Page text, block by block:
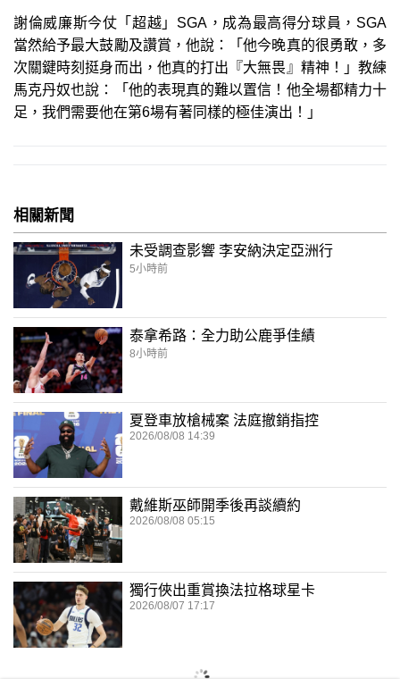
謝倫威廉斯今仗「超越」SGA，成為最高得分球員，SGA
當然給予最大鼓勵及讚賞，他說：「他今晚真的很勇敢，多
次關鍵時刻挺身而出，他真的打出『大無畏』精神！」教練
馬克丹奴也說：「他的表現真的難以置信！他全場都精力十
足，我們需要他在第6場有著同樣的極佳演出！」
相關新聞
未受調查影響 李安納決定亞洲行
5小時前
泰拿希路：全力助公鹿爭佳績
8小時前
夏登車放槍械案 法庭撤銷指控
2026/08/08 14:39
戴維斯巫師開季後再談續約
2026/08/08 05:15
獨行俠出重賞換法拉格球星卡
2026/08/07 17:17